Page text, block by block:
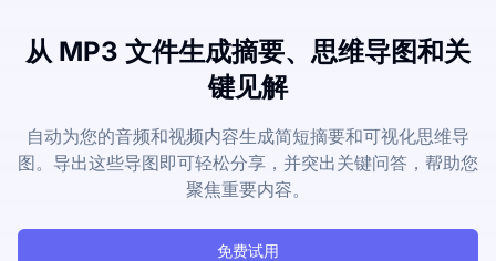
从 MP3 文件生成摘要、思维导图和关
键见解
自动为您的音频和视频内容生成简短摘要和可视化思维导
图。导出这些导图即可轻松分享，并突出关键问答，帮助您
聚焦重要内容。
免费试用